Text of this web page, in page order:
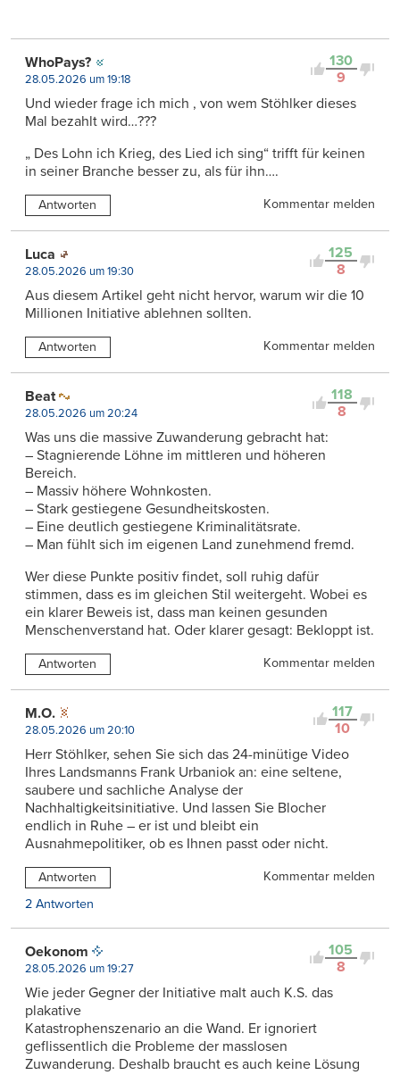
130
9
WhoPays?
28.05.2026 um 19:18
Und wieder frage ich mich , von wem Stöhlker dieses
Mal bezahlt wird…???
„ Des Lohn ich Krieg, des Lied ich sing“ trifft für keinen
in seiner Branche besser zu, als für ihn….
Antworten Kommentar melden
125
8
Luca
28.05.2026 um 19:30
Aus diesem Artikel geht nicht hervor, warum wir die 10
Millionen Initiative ablehnen sollten.
Antworten Kommentar melden
118
8
Beat
28.05.2026 um 20:24
Was uns die massive Zuwanderung gebracht hat:
– Stagnierende Löhne im mittleren und höheren
Bereich.
– Massiv höhere Wohnkosten.
– Stark gestiegene Gesundheitskosten.
– Eine deutlich gestiegene Kriminalitätsrate.
– Man fühlt sich im eigenen Land zunehmend fremd.
Wer diese Punkte positiv findet, soll ruhig dafür
stimmen, dass es im gleichen Stil weitergeht. Wobei es
ein klarer Beweis ist, dass man keinen gesunden
Menschenverstand hat. Oder klarer gesagt: Bekloppt ist.
Antworten Kommentar melden
117
10
M.O.
28.05.2026 um 20:10
Herr Stöhlker, sehen Sie sich das 24-minütige Video
Ihres Landsmanns Frank Urbaniok an: eine seltene,
saubere und sachliche Analyse der
Nachhaltigkeitsinitiative. Und lassen Sie Blocher
endlich in Ruhe – er ist und bleibt ein
Ausnahmepolitiker, ob es Ihnen passt oder nicht.
Antworten
Kommentar melden
2 Antworten
105
8
Oekonom
28.05.2026 um 19:27
Wie jeder Gegner der Initiative malt auch K.S. das
plakative
Katastrophenszenario an die Wand. Er ignoriert
geflissentlich die Probleme der masslosen
Zuwanderung. Deshalb braucht es auch keine Lösung